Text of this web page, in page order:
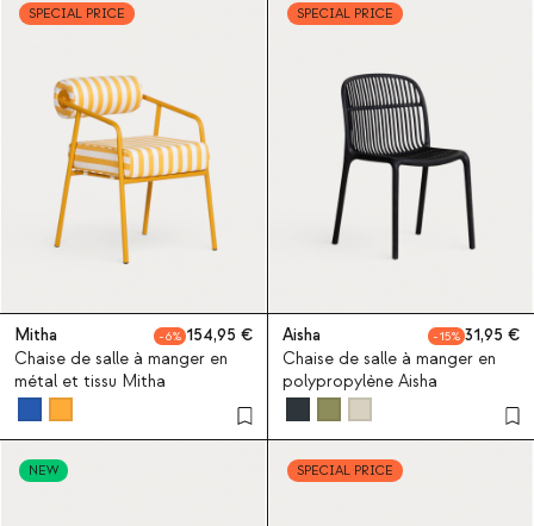
SPECIAL PRICE
Mitha 6
154,95
Chaise de salle à manger en
métal et tissu Mitha
SPECIAL PRICE
Aisha 15
31,95
Chaise de salle à manger en
polypropylène Aisha
NEW SPECIAL PRICE